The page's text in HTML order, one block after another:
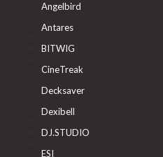
Angelbird
Antares
BITWIG
CineTreak
Decksaver
Dexibell
DJ.STUDIO
ESI